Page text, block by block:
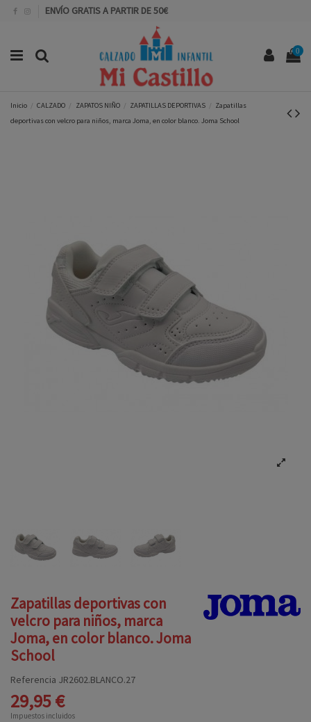
ENVÍO GRATIS A PARTIR DE 50€
0
Inicio CALZADO ZAPATOS NIÑO ZAPATILLAS DEPORTIVAS
Zapatillas
deportivas con velcro para niños, marca Joma, en color blanco. Joma School
Zapatillas deportivas con
velcro para niños, marca
Joma, en color blanco. Joma
School
Referencia JR2602.BLANCO.27
29,95 €
Impuestos incluidos